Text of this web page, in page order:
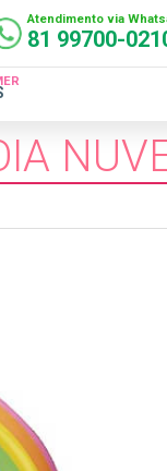
Atendimento via
81 99700-